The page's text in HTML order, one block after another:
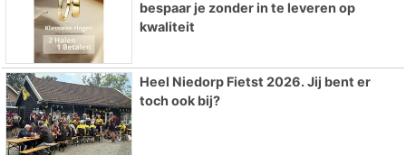
bespaar je zonder in te leveren op
kwaliteit
Heel Niedorp Fietst 2026. Jij bent er
toch ook bij?